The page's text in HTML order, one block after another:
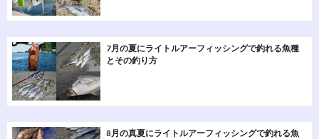
7月の夏にライトルアーフィッシングで釣れる魚種
とその釣り方
8月の真夏にライトルアーフィッシングで釣れる魚